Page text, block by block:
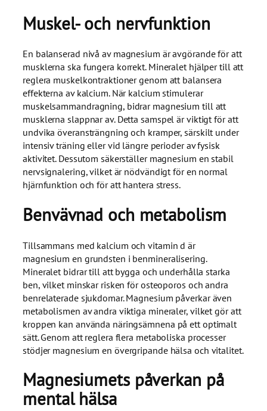
Muskel- och nervfunktion
En balanserad nivå av magnesium är avgörande för att
musklerna ska fungera korrekt. Mineralet hjälper till att
reglera muskelkontraktioner genom att balansera
effekterna av kalcium. När kalcium stimulerar
muskelsammandragning, bidrar magnesium till att
musklerna slappnar av. Detta samspel är viktigt för att
undvika överansträngning och kramper, särskilt under
intensiv träning eller vid längre perioder av fysisk
aktivitet. Dessutom säkerställer magnesium en stabil
nervsignalering, vilket är nödvändigt för en normal
hjärnfunktion och för att hantera stress.
Benvävnad och metabolism
Tillsammans med kalcium och vitamin d är
magnesium en grundsten i benmineralisering.
Mineralet bidrar till att bygga och underhålla starka
ben, vilket minskar risken för osteoporos och andra
benrelaterade sjukdomar. Magnesium påverkar även
metabolismen av andra viktiga mineraler, vilket gör att
kroppen kan använda näringsämnena på ett optimalt
sätt. Genom att reglera flera metaboliska processer
stödjer magnesium en övergripande hälsa och vitalitet.
Magnesiumets påverkan på
mental hälsa